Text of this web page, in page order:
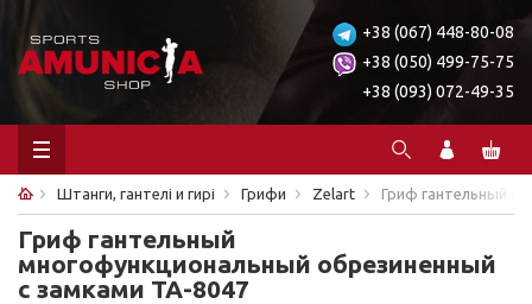
+38 (067) 448-80-08
+38 (050) 499-75-75
+38 (093) 072-49-35
Штанги, гантелі и гирі Грифи Zelart Гриф гантельный
Гриф гантельный
многофункциональный обрезиненный
с замками TA-8047